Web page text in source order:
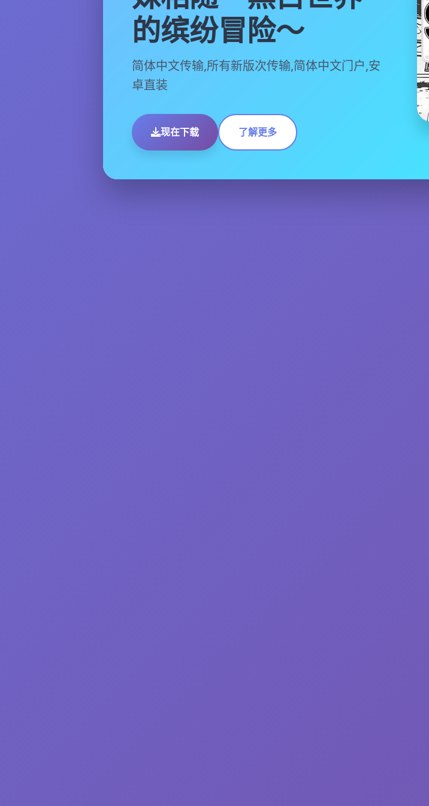
的缤纷冒险～
简体中文传输,所有新版次传输,简体中文门户,安
卓直装
现在下载 了解更多